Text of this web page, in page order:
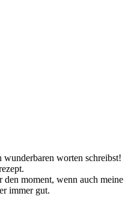
wunderbaren worten schreibst!
moment, wenn auch meine
immer gut.